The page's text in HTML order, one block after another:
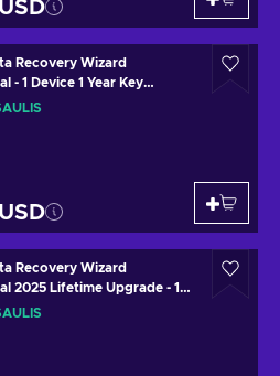
Recovery Wizard
- 1 Device 1 Year Key
Recovery Wizard
2025 Lifetime Upgrade - 1
Key GLOBAL